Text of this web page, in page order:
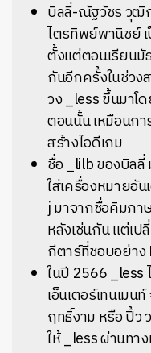
บิลลี่-ณัฐวัชร วุ
ไตรทิพย์พานิชย์
ตั้งแต่ตอนเรียนมั
กันอีกครั้งในช่ว
วง _less ขึ้นมาโ
ตอนนั้น เหมือนกา
สร้างไอดีเกม
ชื่อ _lilb ของบิลลี่
ใส่เครื่องหมายอั
j มาจากชื่อคิมภา
หลังเช่นกัน แต่เป
กีตาร์ที่ชอบอย่าง
ในปี 2566 _less
เอ็นเตอร์เทนเม
ฤทธิ์งาม หรือ ปิ้ว
ให้ _less ผ่านทา